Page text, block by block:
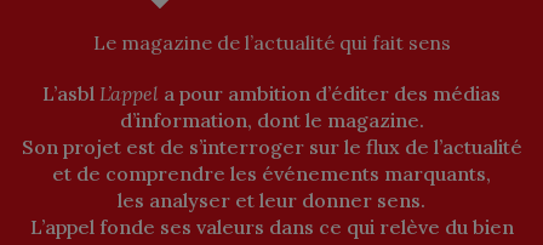
Le magazine de l’actualité qui fait sens
L’asbl L’appel a pour ambition d’éditer des médias
d’information, dont le magazine.
Son projet est de s’interroger sur le flux de l’actualité
et de comprendre les événements marquants,
les analyser et leur donner sens.
L’appel fonde ses valeurs dans ce qui relève du bien